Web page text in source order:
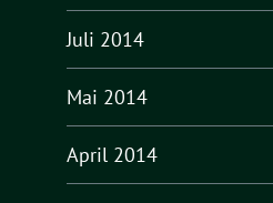
Juli 2014
Mai 2014
April 2014